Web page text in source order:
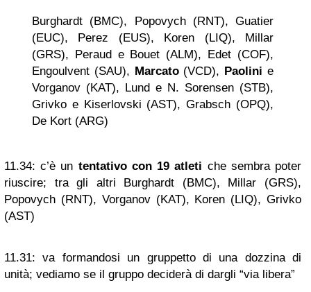
Burghardt (BMC), Popovych (RNT), Guatier
(EUC), Perez (EUS), Koren (LIQ), Millar
(GRS), Peraud e Bouet (ALM), Edet (COF),
Engoulvent (SAU), Marcato(VCD), Paolini e
Vorganov (KAT), Lund e N. Sorensen (STB),
Grivko e Kiserlovski (AST), Grabsch (OPQ),
De Kort (ARG)
11.34: c’è un tentativo con 19 atleti che sembra poter
riuscire; tra gli altri Burghardt (BMC), Millar (GRS),
Popovych (RNT), Vorganov (KAT), Koren (LIQ), Grivko
(AST)
11.31: va formandosi un gruppetto di una dozzina di
unità; vediamo se il gruppo deciderà di dargli “via libera”